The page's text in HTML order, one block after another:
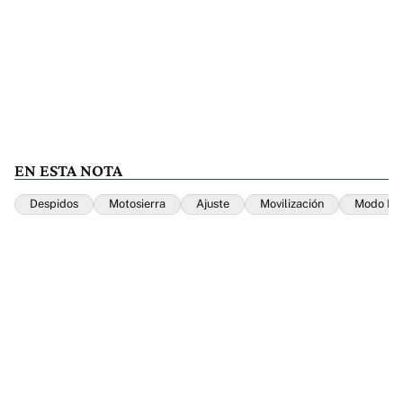
EN ESTA NOTA
Despidos Motosierra Ajuste Movilización Modo